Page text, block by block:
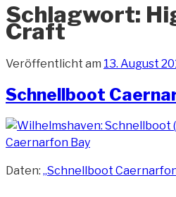
Schlagwort:
Craft
Veröffentlicht am 13. August
Schnellboot
Daten: „Schnellboot